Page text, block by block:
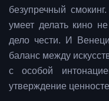
безупречный
умеет делать кино
дело чести. И
баланс между
с особой
утверждение